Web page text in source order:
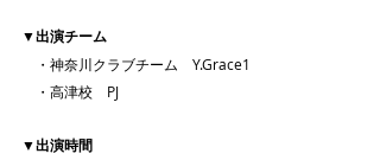
▼出演チーム
・神奈川クラブチーム　Y.Grace1
・高津校　PJ
▼出演時間